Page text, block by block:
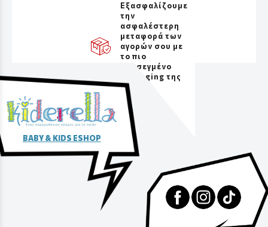
Εξασφαλίζουμε
την
ασφαλέστερη
μεταφορά των
αγορών σου με
το πιο
προσεγμένο
packaging της
αγοράς
BABY & KIDS ESHOP